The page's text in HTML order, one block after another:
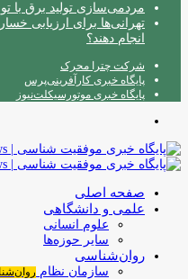
مردمی‌سازی تولید برق با
تهرانی‌ها برای ارزیابی
انجام دهند؟
شرکت چترا محرک
پایگاه خبری کارآفرینی‌پرس
پایگاه خبری موتورسیکلت‌نیوز
صفحه اصلی
علمی و دانشگاهی
علوم انسانی
سایر حوزه‌ها
روان‌شناسی
سازمان نظام